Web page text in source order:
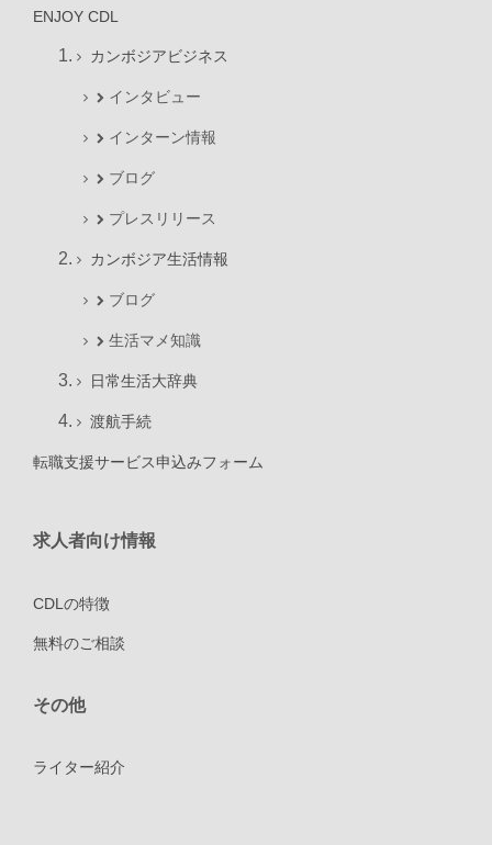
ENJOY CDL
カンボジアビジネス
インタビュー
インターン情報
ブログ
プレスリリース
カンボジア生活情報
ブログ
生活マメ知識
日常生活大辞典
渡航手続
転職支援サービス申込みフォーム
求人者向け情報
CDLの特徴
無料のご相談
その他
ライター紹介